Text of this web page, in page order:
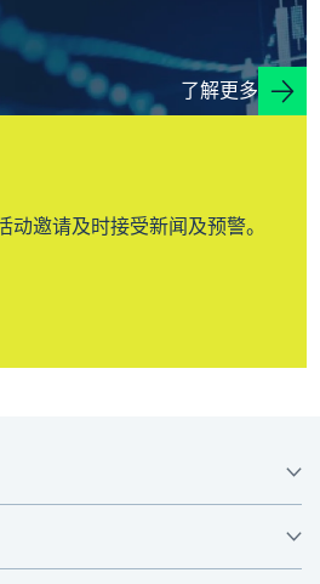
了解更多
动邀请及时接受新闻及预警。